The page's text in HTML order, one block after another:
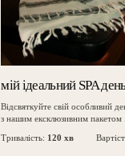
мій ідеальний SPA
Відсвяткуйте свій особливий
з нашим ексклюзивним пакетом
Тривалість: 120 хв